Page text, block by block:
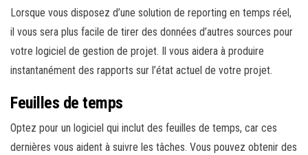
Lorsque vous disposez d’une solution de reporting en temps réel,
il vous sera plus facile de tirer des données d’autres sources pour
votre logiciel de gestion de projet. Il vous aidera à produire
instantanément des rapports sur l’état actuel de votre projet.
Feuilles de temps
Optez pour un logiciel qui inclut des feuilles de temps, car ces
dernières vous aident à suivre les tâches. Vous pouvez obtenir des